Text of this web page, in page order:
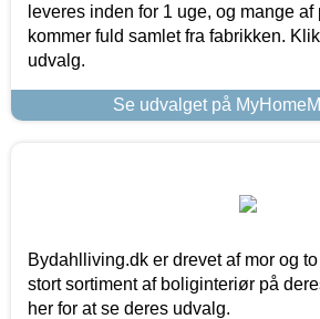
leveres inden for 1 uge, og mange af
kommer fuld samlet fra fabrikken.
udvalg.
Se udvalget på
Bydahlliving.dk er drevet af mor og
stort sortiment af boliginteriør på
her for at se deres udvalg.